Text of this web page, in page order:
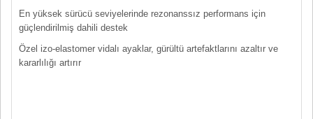
En yüksek sürücü seviyelerinde rezonanssız performans için
güçlendirilmiş dahili destek
Özel izo-elastomer vidalı ayaklar, gürültü artefaktlarını azaltır ve
kararlılığı artırır